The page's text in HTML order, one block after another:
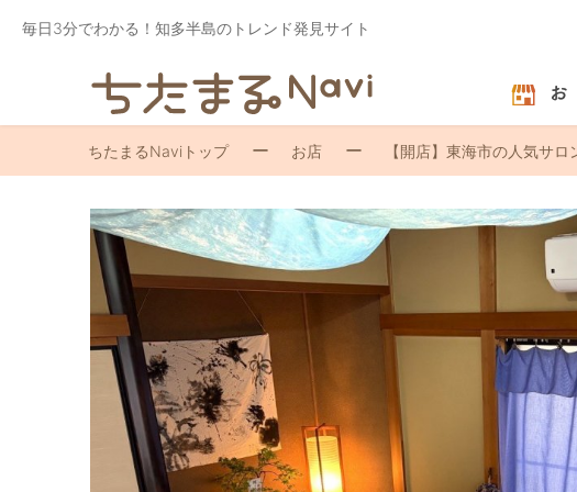
毎日3分でわかる！知多半島のトレンド発見サイト
ちたまるNaviトップ お店 【開店】東海市の人気サ